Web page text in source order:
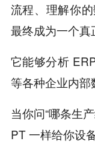
流程、理解你
最终成为一个真
它能够分析
等各种企业内部
当你问“哪条生
PT 一样给你设